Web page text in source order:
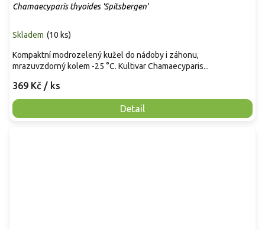
Chamaecyparis thyoides 'Spitsbergen'
Skladem (10 ks)
369 Kč / ks
Detail
Kompaktní modrozelený kužel do nádoby i záhonu,
mrazuvzdorný kolem -25 °C. Kultivar Chamaecyparis...